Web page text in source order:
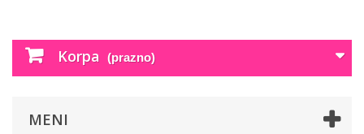
Korpa (prazno)
MENI